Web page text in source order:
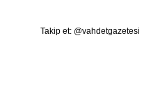
Takip et: @vahdetgazetesi